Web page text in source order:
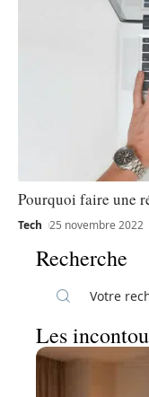
Pourquoi faire une
Tech 25 novembre 2022
Recherche
Les